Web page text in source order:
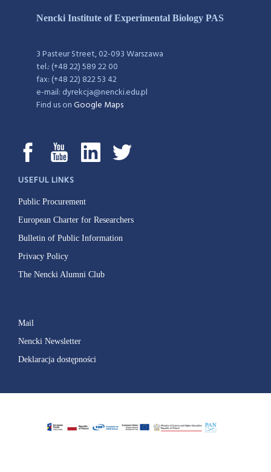
Nencki Institute of Experimental Biology PAS
3 Pasteur Street, 02-093 Warszawa
tel.: (+48 22) 589 22 00
fax: (+48 22) 822 53 42
e-mail: dyrekcja@nencki.edu.pl
Find us onGoogle Maps
USEFUL LINKS
Public Procurement
European Charter for Researchers
Bulletin of Public Information
Privacy Policy
The Nencki Alumni Club
Mail
Nencki Newsletter
Deklaracja dostępności